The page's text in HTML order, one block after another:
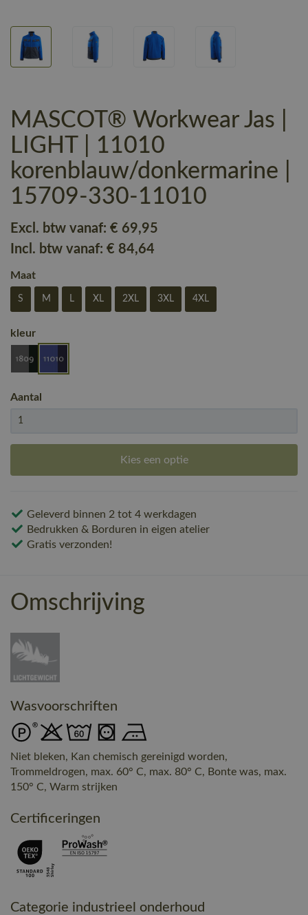
MASCOT® Workwear Jas |
LIGHT | 11010
korenblauw/donkermarine |
15709-330-11010
Excl. btw vanaf: € 69,95
Incl. btw vanaf: € 84,64
Maat
S M L XL 2XL 3XL 4XL
kleur
Aantal
Kies een optie
Geleverd binnen 2 tot 4 werkdagen
Bedrukken & Borduren in eigen atelier
Gratis verzonden!
Omschrijving
Wasvoorschriften
Niet bleken, Kan chemisch gereinigd worden,
Trommeldrogen, max. 60° C, max. 80° C, Bonte was, max.
150° C, Warm strijken
Certificeringen
Categorie industrieel onderhoud